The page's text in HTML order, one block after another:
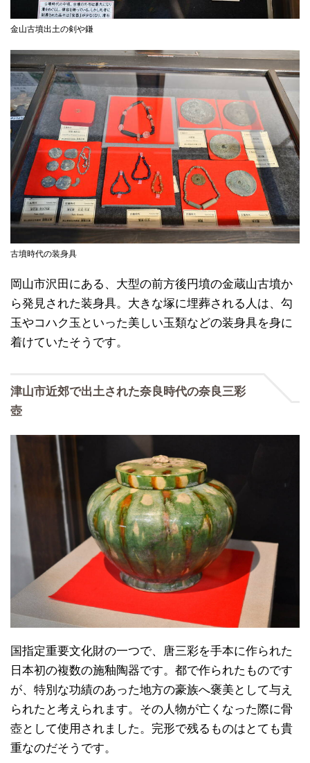
金山古墳出土の剣や鎌
古墳時代の装身具
岡山市沢田にある、大型の前方後円墳の金蔵山古墳か
ら発見された装身具。大きな塚に埋葬される人は、勾
玉やコハク玉といった美しい玉類などの装身具を身に
着けていたそうです。
津山市近郊で出土された奈良時代の奈良三彩
壺
国指定重要文化財の一つで、唐三彩を手本に作られた
日本初の複数の施釉陶器です。都で作られたものです
が、特別な功績のあった地方の豪族へ褒美として与え
られたと考えられます。その人物が亡くなった際に骨
壺として使用されました。完形で残るものはとても貴
重なのだそうです。